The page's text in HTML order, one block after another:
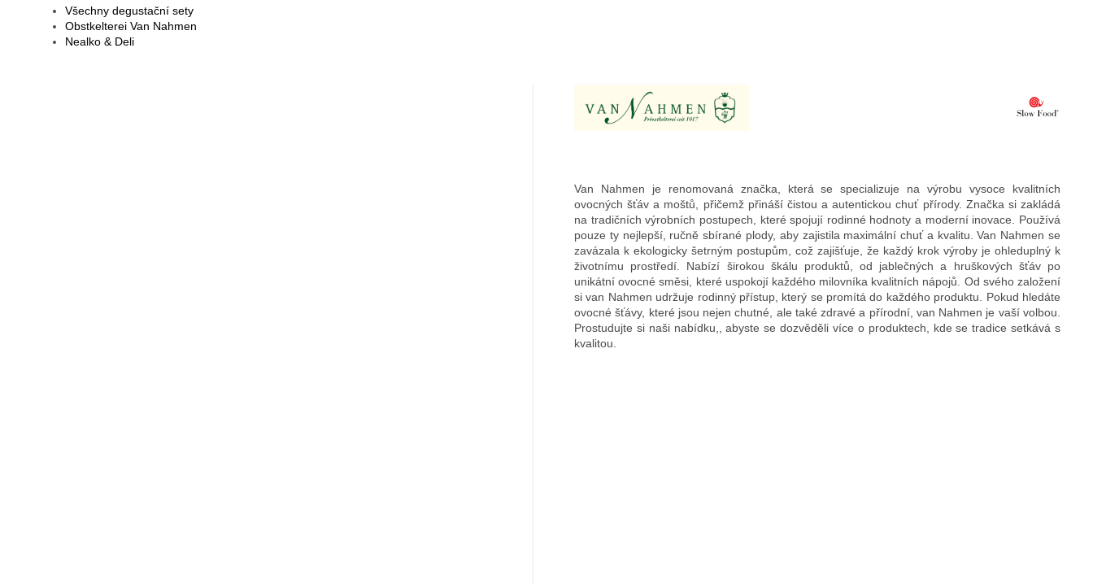
Všechny degustační sety
Obstkelterei Van Nahmen
Nealko & Deli
Van Nahmen je renomovaná značka, která se specializuje na výrobu vysoce kvalitních
ovocných šťáv a moštů, přičemž přináší čistou a autentickou chuť přírody. Značka si zakládá
na tradičních výrobních postupech, které spojují rodinné hodnoty a moderní inovace. Používá
pouze ty nejlepší, ručně sbírané plody, aby zajistila maximální chuť a kvalitu. Van Nahmen se
zavázala k ekologicky šetrným postupům, což zajišťuje, že každý krok výroby je ohleduplný k
životnímu prostředí. Nabízí širokou škálu produktů, od jablečných a hruškových šťáv po
unikátní ovocné směsi, které uspokojí každého milovníka kvalitních nápojů. Od svého založení
si van Nahmen udržuje rodinný přístup, který se promítá do každého produktu. Pokud hledáte
ovocné šťávy, které jsou nejen chutné, ale také zdravé a přírodní, van Nahmen je vaší volbou.
Prostudujte si naši nabídku,, abyste se dozvěděli více o produktech, kde se tradice setkává s
kvalitou.